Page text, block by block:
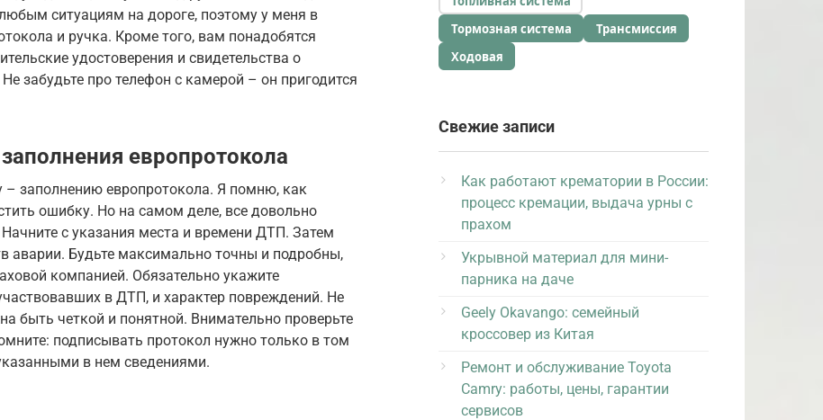
ситуациям на дороге, поэтому у меня в
и ручка. Кроме того, вам понадобятся
удостоверения и свидетельства о
забудьте про телефон с камерой – он пригодится
европротокола
заполнению европротокола. Я помню, как
ошибку. Но на самом деле, все довольно
с указания места и времени ДТП. Затем
аварии. Будьте максимально точны и подробны,
компанией. Обязательно укажите
в ДТП, и характер повреждений. Не
быть четкой и понятной. Внимательно проверьте
подписывать протокол нужно только в том
в нем сведениями.
Тормозная система
Трансмиссия
Ходовая
Свежие записи
Как работают крематории в России:
процесс кремации, выдача урны с
прахом
Укрывной материал для мини-
парника на даче
Geely Okavango: семейный
кроссовер из Китая
Ремонт и обслуживание Toyota
Camry: работы, цены, гарантии
сервисов